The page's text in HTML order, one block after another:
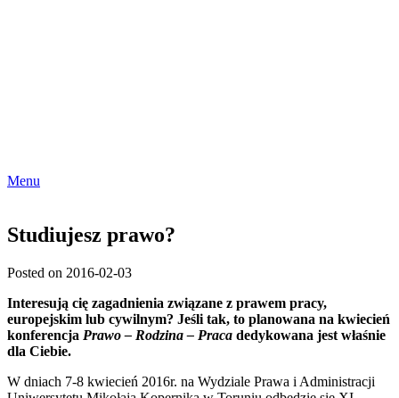
Menu
Studiujesz prawo?
Posted on 2016-02-03
Interesują cię zagadnienia związane z prawem pracy,
europejskim lub cywilnym? Jeśli tak, to planowana na kwiecień
konferencja Prawo – Rodzina – Praca dedykowana jest właśnie
dla Ciebie.
W dniach 7-8 kwiecień 2016r. na Wydziale Prawa i Administracji